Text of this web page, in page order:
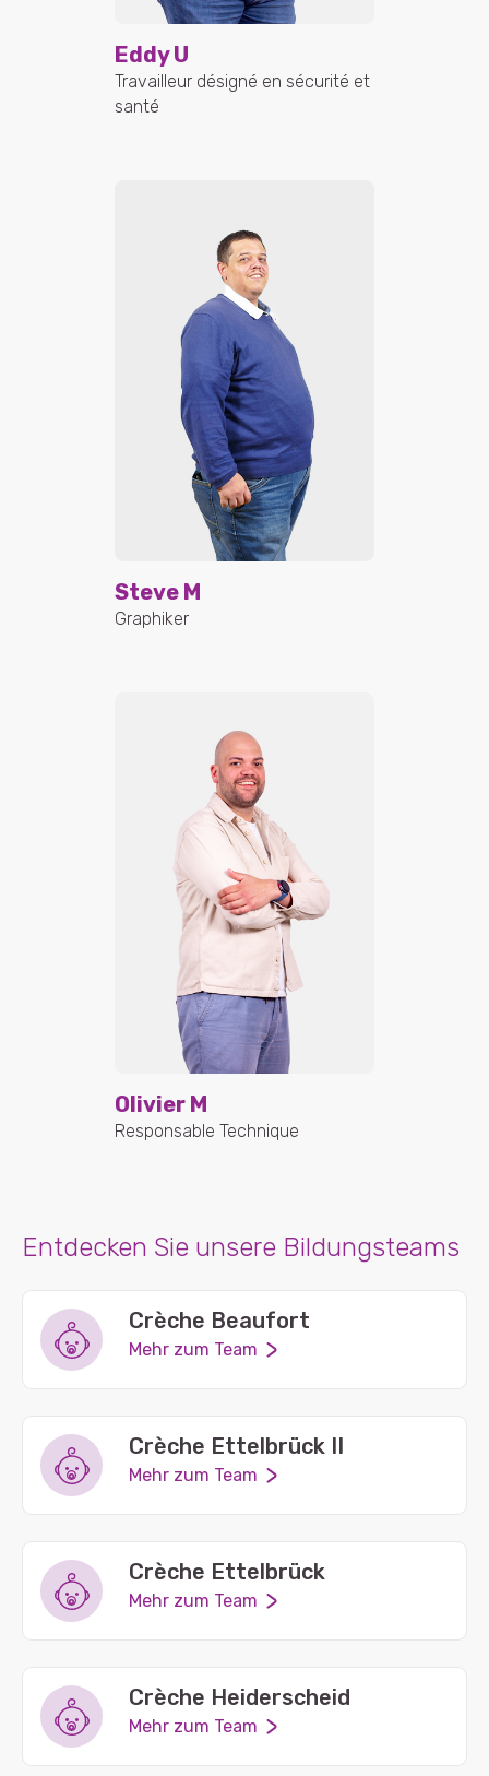
Eddy U
Travailleur désigné en sécurité et
santé
Steve M
Graphiker
Olivier M
Responsable Technique
Entdecken Sie unsere Bildungsteams
Crèche Beaufort
Mehr zum Team
Crèche Ettelbrück II
Mehr zum Team
Crèche Ettelbrück
Mehr zum Team
Crèche Heiderscheid
Mehr zum Team